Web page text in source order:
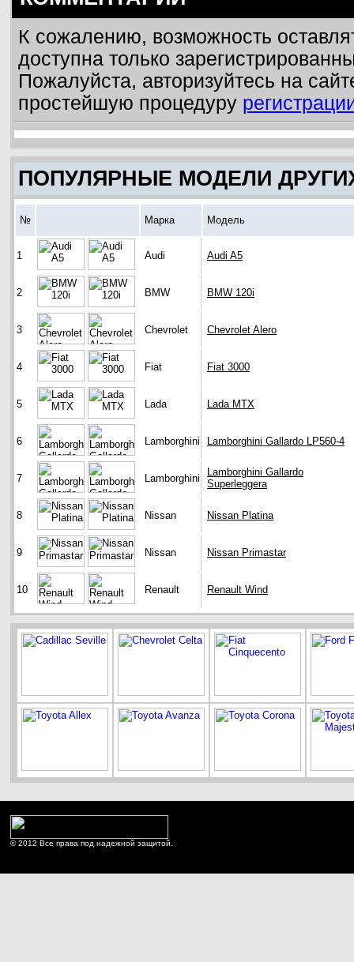
К сожалению, возможность
доступна только
Пожалуйста, авторизуйтесь на
простейшую процедуру
ПОПУЛЯРНЫЕ МОДЕЛИ
№ Марка Модель
1 Audi Audi A5
2 BMW BMW 120i
3 Chevrolet Chevrolet Alero
4 Fiat Fiat 3000
5 Lada Lada MTX
6 Lamborghini Lamborghini Gallardo LP560-4
7 Lamborghini
Lamborghini Gallardo
Superleggera
8 Nissan Nissan Platina
9 Nissan Nissan Primastar
10 Renault Renault Wind
© 2012 Все права под надежной защитой.